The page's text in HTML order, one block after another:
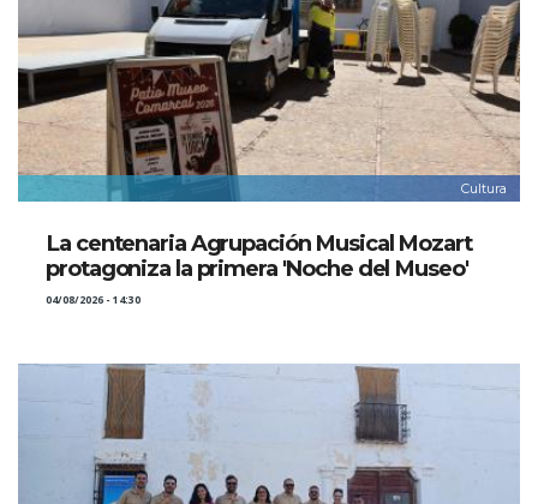
Cultura
La centenaria Agrupación Musical Mozart
protagoniza la primera 'Noche del Museo'
04/08/2026 - 14:30